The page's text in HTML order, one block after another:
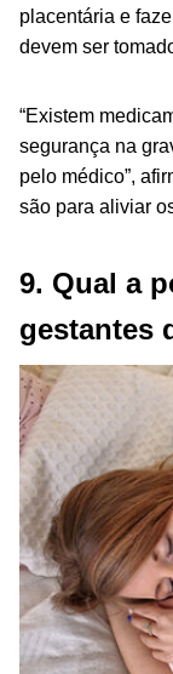
placentária e
devem ser
“Existem
segurança na
pelo médico”,
são para aliviar
9. Qual a
gestantes